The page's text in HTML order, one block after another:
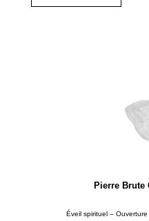
Pierre Brute
Éveil spirituel –